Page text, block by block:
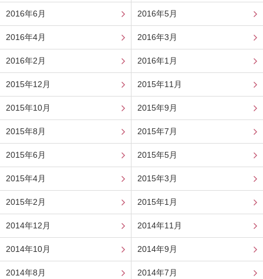
2016年6月 2016年5月
2016年4月 2016年3月
2016年2月 2016年1月
2015年12月 2015年11月
2015年10月 2015年9月
2015年8月 2015年7月
2015年6月 2015年5月
2015年4月 2015年3月
2015年2月 2015年1月
2014年12月 2014年11月
2014年10月 2014年9月
2014年8月 2014年7月